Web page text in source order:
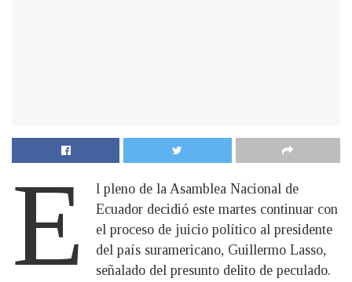
E
l pleno de la Asamblea Nacional de
Ecuador decidió este martes continuar con
el proceso de juicio político al presidente
del país suramericano, Guillermo Lasso,
señalado del presunto delito de peculado.